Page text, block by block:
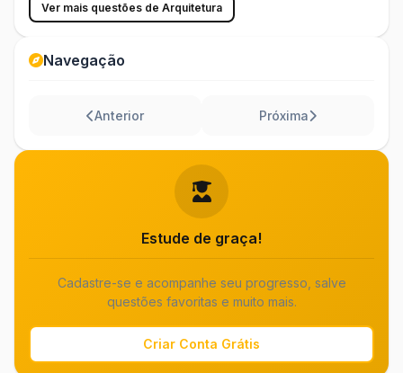
Ver mais questões de Arquitetura
Navegação
Anterior Próxima
Estude de graça!
Cadastre-se e acompanhe seu progresso, salve
questões favoritas e muito mais.
Criar Conta Grátis